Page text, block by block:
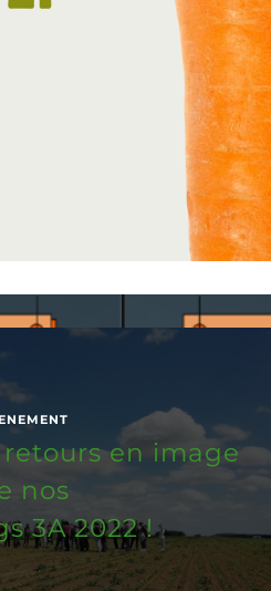
retours en image
nos
3A 2022 !